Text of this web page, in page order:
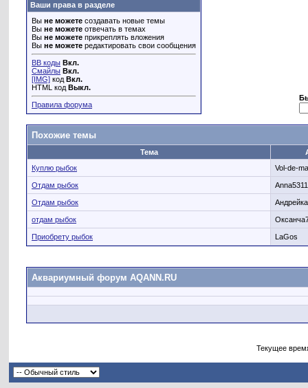
Ваши права в разделе
Вы не можете создавать новые темы
Вы не можете отвечать в темах
Вы не можете прикреплять вложения
Вы не можете редактировать свои сообщения
BB коды Вкл.
Смайлы Вкл.
[IMG] код Вкл.
HTML код Выкл.
Правила форума
Похожие темы
Тема
Куплю рыбок
Vol-de-
Отдам рыбок Anna5311
Отдам рыбок Андрейка
отдам рыбок
Приобрету рыбок LaGos
Аквариумный форум AQANN.RU
Текущее